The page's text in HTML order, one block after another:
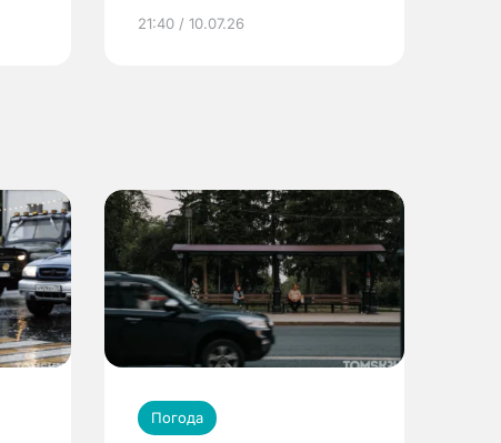
21:40 / 10.07.26
Погода